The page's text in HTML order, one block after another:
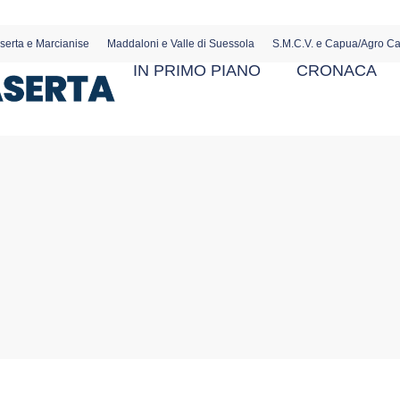
e Marcianise Maddaloni e Valle di Suessola S.M.C.V. e Capua/Agro
IN PRIMO PIANO CRONACA